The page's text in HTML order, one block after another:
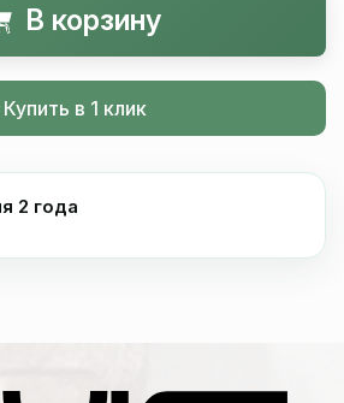
В корзину
Купить в 1 клик
2 года